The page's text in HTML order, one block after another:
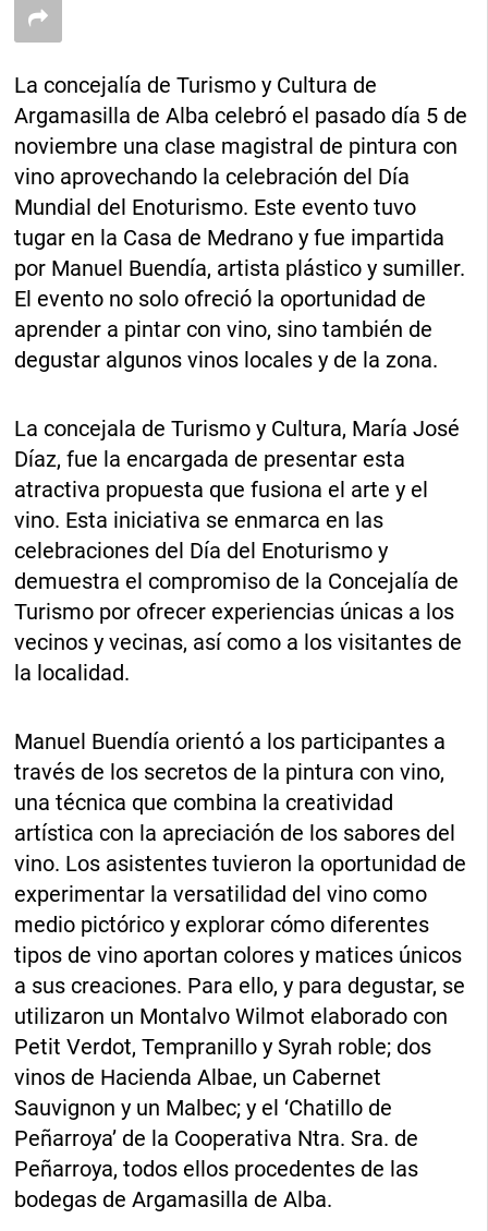
La concejalía de Turismo y Cultura de
Argamasilla de Alba celebró el pasado día 5 de
noviembre una clase magistral de pintura con
vino aprovechando la celebración del Día
Mundial del Enoturismo. Este evento tuvo
tugar en la Casa de Medrano y fue impartida
por Manuel Buendía, artista plástico y sumiller.
El evento no solo ofreció la oportunidad de
aprender a pintar con vino, sino también de
degustar algunos vinos locales y de la zona.
La concejala de Turismo y Cultura, María José
Díaz, fue la encargada de presentar esta
atractiva propuesta que fusiona el arte y el
vino. Esta iniciativa se enmarca en las
celebraciones del Día del Enoturismo y
demuestra el compromiso de la Concejalía de
Turismo por ofrecer experiencias únicas a los
vecinos y vecinas, así como a los visitantes de
la localidad.
Manuel Buendía orientó a los participantes a
través de los secretos de la pintura con vino,
una técnica que combina la creatividad
artística con la apreciación de los sabores del
vino. Los asistentes tuvieron la oportunidad de
experimentar la versatilidad del vino como
medio pictórico y explorar cómo diferentes
tipos de vino aportan colores y matices únicos
a sus creaciones. Para ello, y para degustar, se
utilizaron un Montalvo Wilmot elaborado con
Petit Verdot, Tempranillo y Syrah roble; dos
vinos de Hacienda Albae, un Cabernet
Sauvignon y un Malbec; y el ‘Chatillo de
Peñarroya’ de la Cooperativa Ntra. Sra. de
Peñarroya, todos ellos procedentes de las
bodegas de Argamasilla de Alba.